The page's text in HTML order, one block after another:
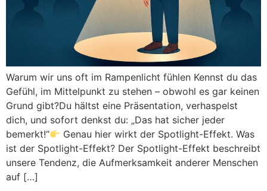
Warum wir uns oft im Rampenlicht fühlen Kennst du das
Gefühl, im Mittelpunkt zu stehen – obwohl es gar keinen
Grund gibt?Du hältst eine Präsentation, verhaspelst
dich, und sofort denkst du: „Das hat sicher jeder
bemerkt!“
Genau hier wirkt der Spotlight-Effekt. Was
ist der Spotlight-Effekt? Der Spotlight-Effekt beschreibt
unsere Tendenz, die Aufmerksamkeit anderer Menschen
auf […]